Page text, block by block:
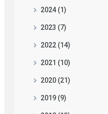
2024 (1)
2023 (7)
2022 (14)
2021 (10)
2020 (21)
2019 (9)